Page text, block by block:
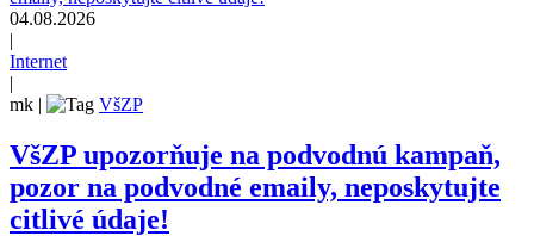
04.08.2026
|
Internet
|
mk | VšZP
VšZP upozorňuje na podvodnú kampaň,
pozor na podvodné emaily, neposkytujte
citlivé údaje!